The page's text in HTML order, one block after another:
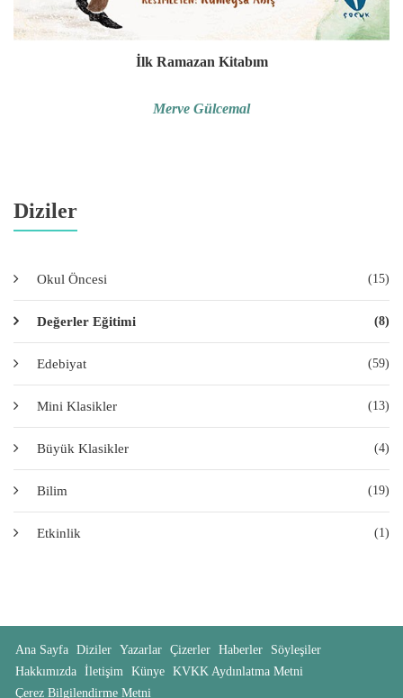
Diziler
Okul Öncesi (15)
Değerler Eğitimi (8)
Edebiyat (59)
Mini Klasikler (13)
Büyük Klasikler (4)
Bilim (19)
Etkinlik (1)
İlk Ramazan Kitabım
Merve Gülcemal
Ana Sayfa Diziler Yazarlar Çizerler Haberler
Söyleşiler
Hakkımızda İletişim Künye KVKK Aydınlatma Metni
Çerez Bilgilendirme Metni